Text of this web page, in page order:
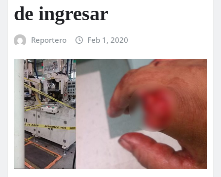
de ingresar
Reportero Feb 1, 2020